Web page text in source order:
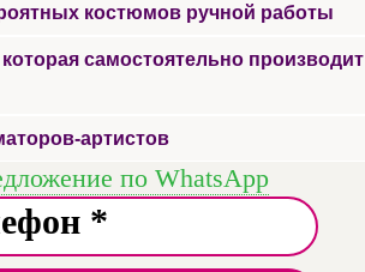
костюмов ручной работы
самостоятельно производит
артистов
по WhatsApp